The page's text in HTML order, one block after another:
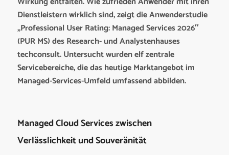
Dienstleistern wirklich sind, zeigt die Anwenderstudie
„Professional User Rating: Managed Services 2026″
(PUR MS) des Research- und Analystenhauses
techconsult. Untersucht wurden elf zentrale
Servicebereiche, die das heutige Marktangebot im
Managed-Services-Umfeld umfassend abbilden.
Managed Cloud Services zwischen
Verlässlichkeit und Souveränität